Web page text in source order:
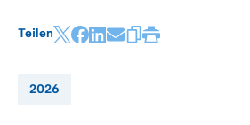
Teilen
2026